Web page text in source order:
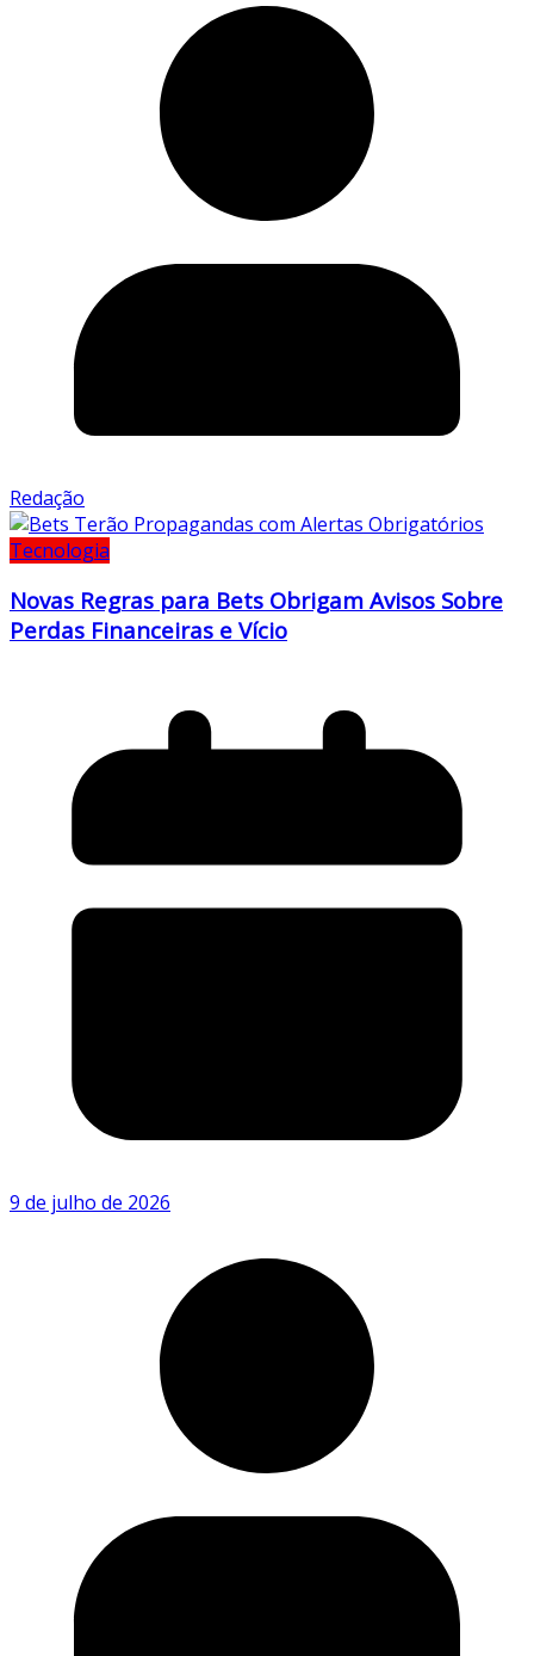
Redação
Tecnologia
Novas Regras para Bets Obrigam Avisos Sobre
Perdas Financeiras e Vício
9 de julho de 2026